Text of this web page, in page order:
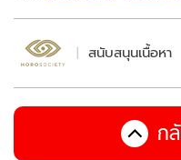
สนับสนุนเนื้อหา
ก